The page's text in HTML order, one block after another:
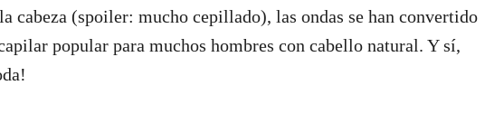
cabeza (spoiler: mucho cepillado), las ondas se han convertido
popular para muchos hombres con cabello natural. Y sí,